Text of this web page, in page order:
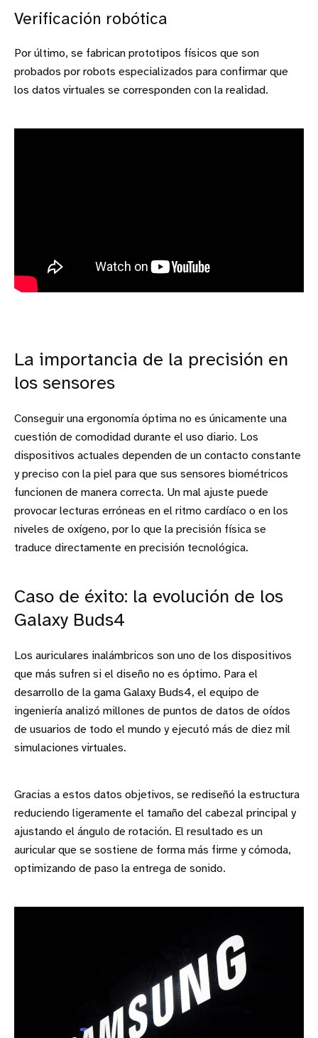
Verificación robótica
Por último, se fabrican prototipos físicos que son
probados por robots especializados para confirmar que
los datos virtuales se corresponden con la realidad.
La importancia de la precisión en
los sensores
Conseguir una ergonomía óptima no es únicamente una
cuestión de comodidad durante el uso diario. Los
dispositivos actuales dependen de un contacto constante
y preciso con la piel para que sus sensores biométricos
funcionen de manera correcta. Un mal ajuste puede
provocar lecturas erróneas en el ritmo cardíaco o en los
niveles de oxígeno, por lo que la precisión física se
traduce directamente en precisión tecnológica.
Caso de éxito: la evolución de los
Galaxy Buds4
Los auriculares inalámbricos son uno de los dispositivos
que más sufren si el diseño no es óptimo. Para el
desarrollo de la gama Galaxy Buds4, el equipo de
ingeniería analizó millones de puntos de datos de oídos
de usuarios de todo el mundo y ejecutó más de diez mil
simulaciones virtuales.
Gracias a estos datos objetivos, se rediseñó la estructura
reduciendo ligeramente el tamaño del cabezal principal y
ajustando el ángulo de rotación. El resultado es un
auricular que se sostiene de forma más firme y cómoda,
optimizando de paso la entrega de sonido.